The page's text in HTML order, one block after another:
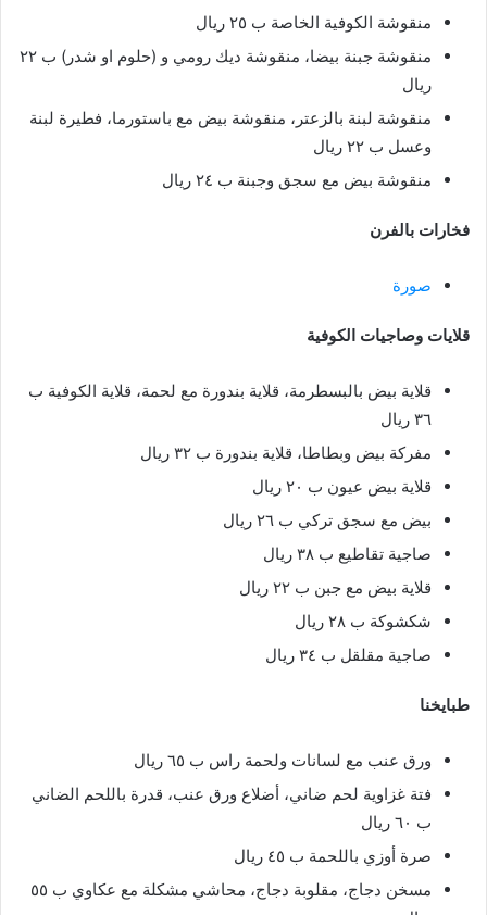
منقوشة الكوفية الخاصة ب ٢٥ ريال
منقوشة جبنة بيضا، منقوشة ديك رومي و (حلوم او شدر) ب ٢٢
ريال
منقوشة لبنة بالزعتر، منقوشة بيض مع باستورما، فطيرة لبنة
وعسل ب ٢٢ ريال
منقوشة بيض مع سجق وجبنة ب ٢٤ ريال
فخارات بالفرن
صورة
قلايات وصاجيات الكوفية
قلاية بيض بالبسطرمة، قلاية بندورة مع لحمة، قلاية الكوفية ب
٣٦ ريال
مفركة بيض وبطاطا، قلاية بندورة ب ٣٢ ريال
قلاية بيض عيون ب ٢٠ ريال
بيض مع سجق تركي ب ٢٦ ريال
صاجية تقاطيع ب ٣٨ ريال
قلاية بيض مع جبن ب ٢٢ ريال
شكشوكة ب ٢٨ ريال
صاجية مقلقل ب ٣٤ ريال
طبايخنا
ورق عنب مع لسانات ولحمة راس ب ٦٥ ريال
فتة غزاوية لحم ضاني، أضلاع ورق عنب، قدرة باللحم الضاني
ب ٦٠ ريال
صرة أوزي باللحمة ب ٤٥ ريال
مسخن دجاج، مقلوبة دجاج، محاشي مشكلة مع عكاوي ب ٥٥